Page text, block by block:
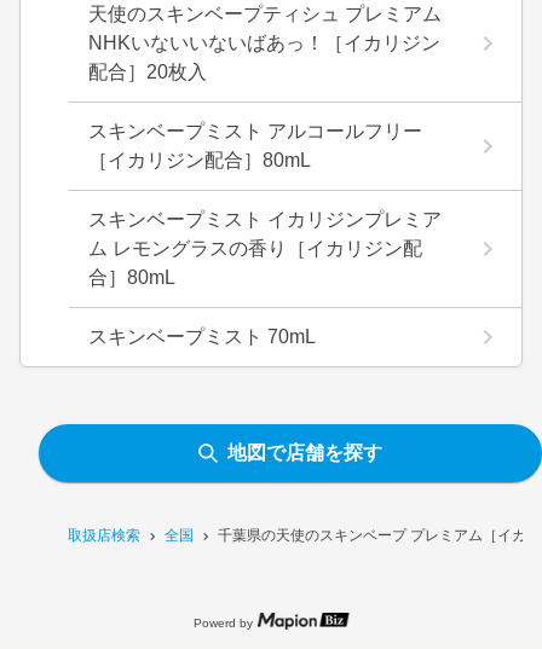
取扱店検索 全国 千葉県の天使のスキンベープ プレミアム［イカ
天使のスキンベープティシュ プレミアム
NHKいないいないばあっ！［イカリジン
配合］20枚入
スキンベープミスト アルコールフリー
［イカリジン配合］80mL
スキンベープミスト イカリジンプレミア
ム レモングラスの香り［イカリジン配
合］80mL
スキンベープミスト 70mL
地図で店舗を探す
Powerd by